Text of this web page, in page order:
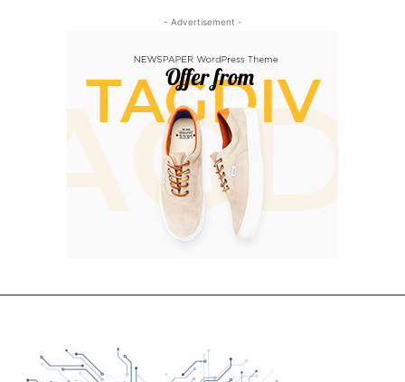
- Advertisement -